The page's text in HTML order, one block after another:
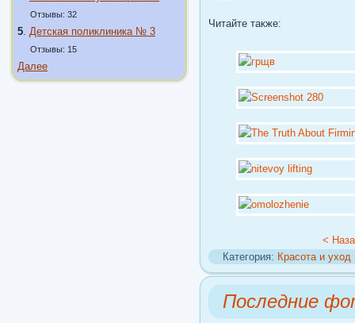
Отзывы: 32
5 Детская поликлиника № 3
Отзывы: 15
Далее
Читайте также:
<
Категория: Красота и уход
Последние